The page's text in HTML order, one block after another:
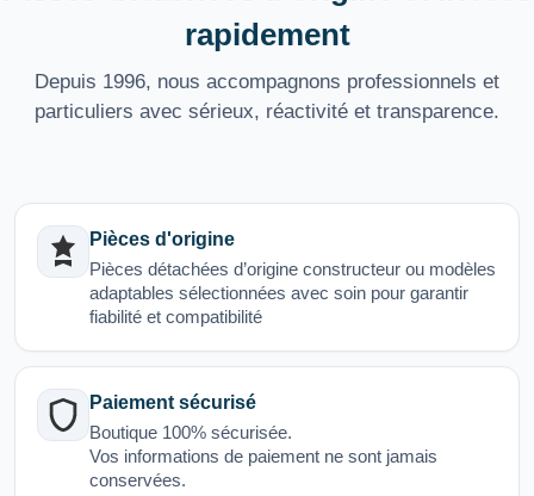
rapidement
Depuis 1996, nous accompagnons professionnels et
particuliers avec sérieux, réactivité et transparence.
Pièces d'origine
Pièces détachées d’origine constructeur ou modèles
adaptables sélectionnées avec soin pour garantir
fiabilité et compatibilité
Paiement sécurisé
Boutique 100% sécurisée.
Vos informations de paiement ne sont jamais
conservées.